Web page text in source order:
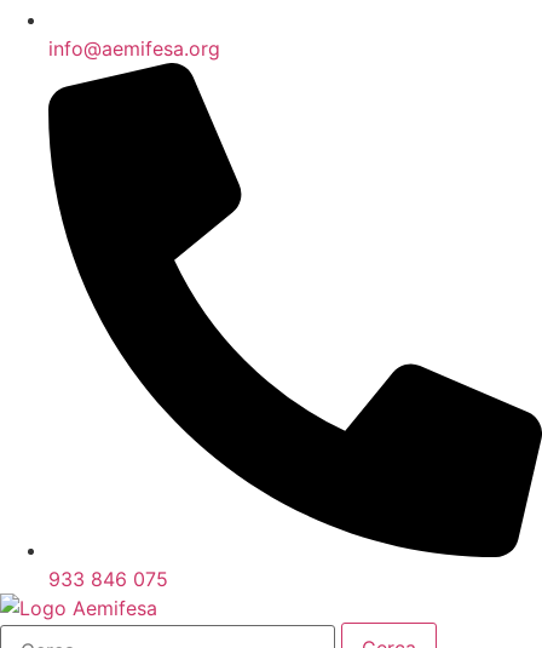
info@aemifesa.org
933 846 075
Cerca: